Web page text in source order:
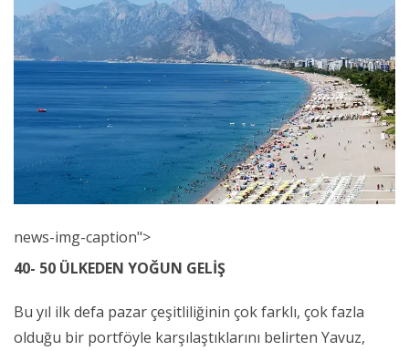
news-img-caption">
40- 50 ÜLKEDEN YOĞUN GELİŞ
Bu yıl ilk defa pazar çeşitliliğinin çok farklı, çok fazla
olduğu bir portföyle karşılaştıklarını belirten Yavuz,